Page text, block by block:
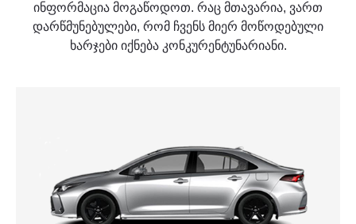
ინფორმაცია მოგაწოდოთ. რაც მთავარია, ვართ
დარწმუნებულები, რომ ჩვენს მიერ მოწოდებული
ხარჯები იქნება კონკურენტუნარიანი.